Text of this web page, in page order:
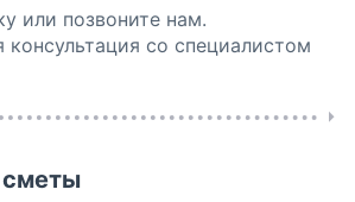
или позвоните нам.
консультация со специалистом
сметы